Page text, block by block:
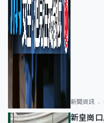
新聞資訊
新皇崗